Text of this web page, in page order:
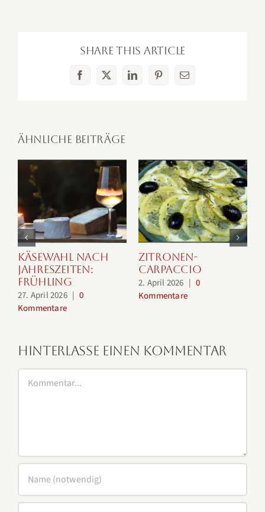
Share This Article
Facebook
X LinkedInPinterest
E-
Ähnliche Beiträge
Käsewahl nach
Jahreszeiten:
Frühling
27. April 2026 | 0
Kommentare
Zitronen-
Carpaccio
2. April 2026 | 0
Kommentare
Hinterlasse einen Kommentar
Kommentar